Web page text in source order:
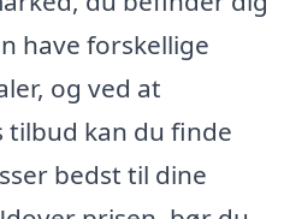
have forskellige
og ved at
tilbud kan du finde
bedst til dine